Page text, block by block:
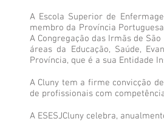
A Escola Superior de
membro da Província
A Congregação das Irmãs de
áreas da Educação, Saúde,
Província, que é a sua Entidade
A Cluny tem a firme convicção
de profissionais com
A ESESJCluny celebra,